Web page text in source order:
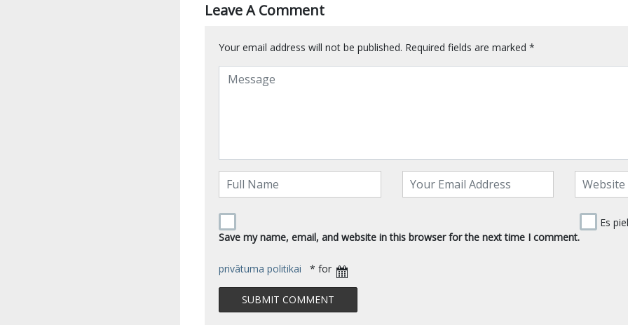
Leave A Comment
Your email address will not be published. Required fields are marked *
Save my name, email, and website in this browser for the next time I comment.
Es
privātuma politikai * for